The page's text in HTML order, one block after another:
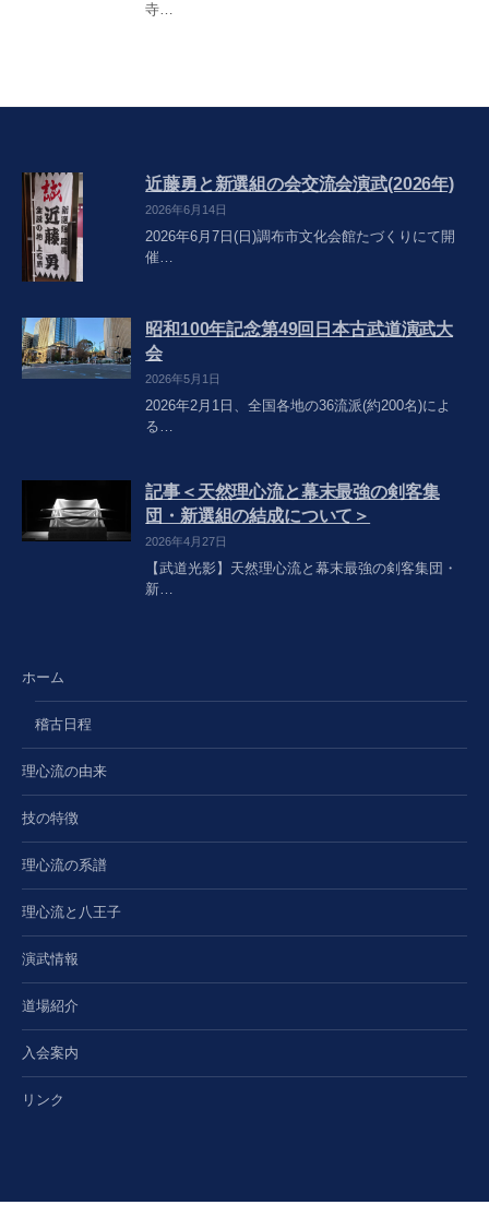
寺…
近藤勇と新選組の会交流会演武(2026年)
2026年6月14日
2026年6月7日(日)調布市文化会館たづくりにて開
催…
昭和100年記念第49回日本古武道演武大
会
2026年5月1日
2026年2月1日、全国各地の36流派(約200名)によ
る…
記事＜天然理心流と幕末最強の剣客集
団・新選組の結成について＞
2026年4月27日
【武道光影】天然理心流と幕末最強の剣客集団・
新…
ホーム
稽古日程
理心流の由来
技の特徴
理心流の系譜
理心流と八王子
演武情報
道場紹介
入会案内
リンク